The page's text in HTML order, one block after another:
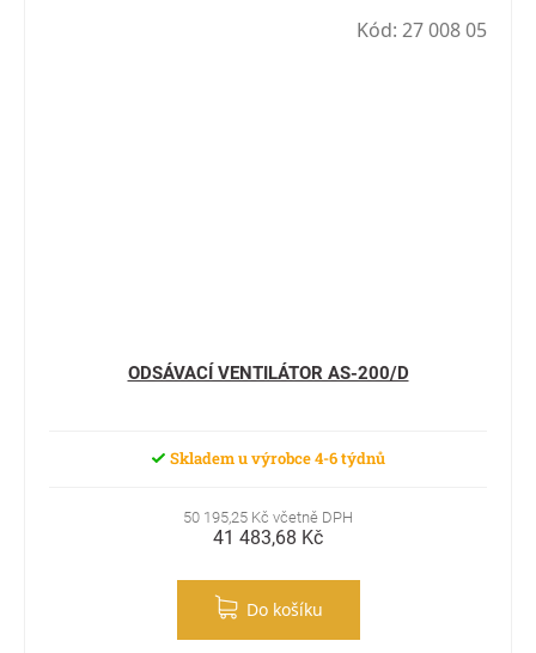
ODSÁVACÍ VENTILÁTOR AS-200/D
Skladem u výrobce 4-6 týdnů
50 195,25 Kč včetně DPH
41 483,68 Kč
Do košíku
Kód: 27 008 05